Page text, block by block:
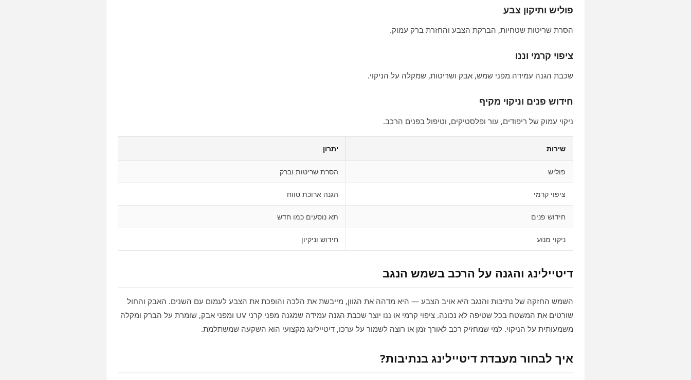
פוליש ותיקון צבע
הסרת שריטות שטחיות, הברקת הצבע והחזרת ברק עמוק.
ציפוי קרמי וננו
שכבת הגנה עמידה מפני שמש, אבק ושריטות, שמקלה על הניקוי.
חידוש פנים וניקוי מקיף
ניקוי עמוק של ריפודים, עור ופלסטיקים, וטיפול בפנים הרכב.
שירות יתרון
פוליש הסרת שריטות וברק
ציפוי קרמי הגנה ארוכת טווח
חידוש פנים תא נוסעים כמו חדש
ניקוי מנוע חידוש וניקיון
דיטיילינג והגנה על הרכב בשמש הנגב
השמש החזקה של נתיבות והנגב היא אויב הצבע — היא מדהה את הגוון, מייבשת את הלכה והופכת את הצבע לעמום עם השנים. האבק והחול
שורטים את המשטח בכל שטיפה לא נכונה. ציפוי קרמי או ננו יוצר שכבת הגנה עמידה שמגנה מפני קרני UV ומפני אבק, שומרת על הברק ומקלה
משמעותית על הניקוי. למי שמחזיק רכב לאורך זמן או רוצה לשמור על ערכו, דיטיילינג מקצועי הוא השקעה שמשתלמת.
איך לבחור מעבדת דיטיילינג בנתיבות?